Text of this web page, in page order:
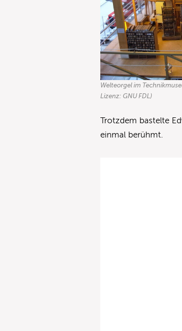
Welteorgel im
Lizenz: GNU FDL)
Trotzdem bastelte
einmal berühmt.